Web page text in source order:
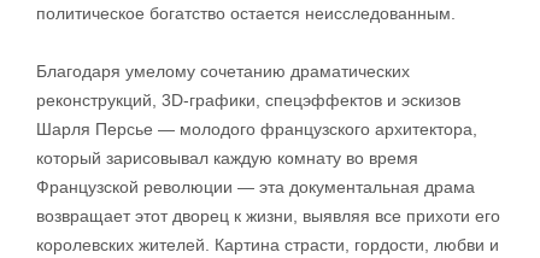
политическое богатство остается неисследованным.
Благодаря умелому сочетанию драматических
реконструкций, 3D-графики, спецэффектов и эскизов
Шарля Персье — молодого французского архитектора,
который зарисовывал каждую комнату во время
Французской революции — эта документальная драма
возвращает этот дворец к жизни, выявляя все прихоти его
королевских жителей. Картина страсти, гордости, любви и